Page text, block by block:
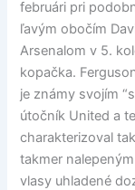
februári pri
ľavým obočím
Arsenalom v 5.
kopačka.
je známy svojím
útočník United a
charakterizoval
takmer
vlasy uhladené